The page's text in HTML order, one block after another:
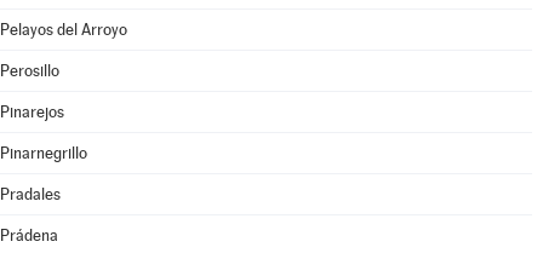
Pelayos del Arroyo
Perosillo
Pinarejos
Pinarnegrillo
Pradales
Prádena